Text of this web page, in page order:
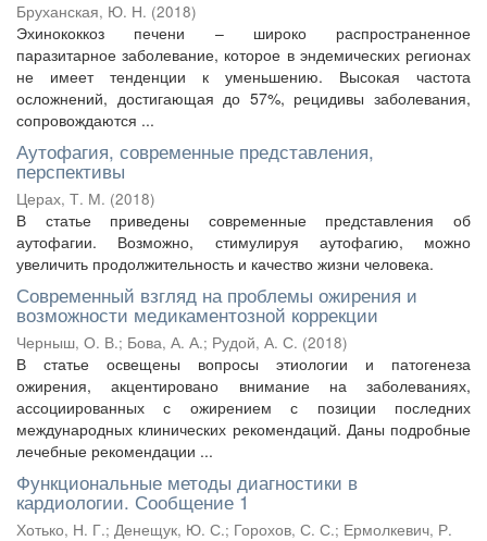
Бруханская, Ю. Н. (2018)
Эхинококкоз печени – широко распространенное
паразитарное заболевание, которое в эндемических регионах
не имеет тенденции к уменьшению. Высокая частота
осложнений, достигающая до 57%, рецидивы заболевания,
сопровождаются ...
Аутофагия, современные представления,
перспективы
Церах, Т. М. (2018)
В статье приведены современные представления об
аутофагии. Возможно, стимулируя аутофагию, можно
увеличить продолжительность и качество жизни человека.
Современный взгляд на проблемы ожирения и
возможности медикаментозной коррекции
Черныш, О. В.; Бова, А. А.; Рудой, А. С. (2018)
В статье освещены вопросы этиологии и патогенеза
ожирения, акцентировано внимание на заболеваниях,
ассоциированных с ожирением с позиции последних
международных клинических рекомендаций. Даны подробные
лечебные рекомендации ...
Функциональные методы диагностики в
кардиологии. Сообщение 1
Хотько, Н. Г.; Денещук, Ю. С.; Горохов, С. С.; Ермолкевич, Р.